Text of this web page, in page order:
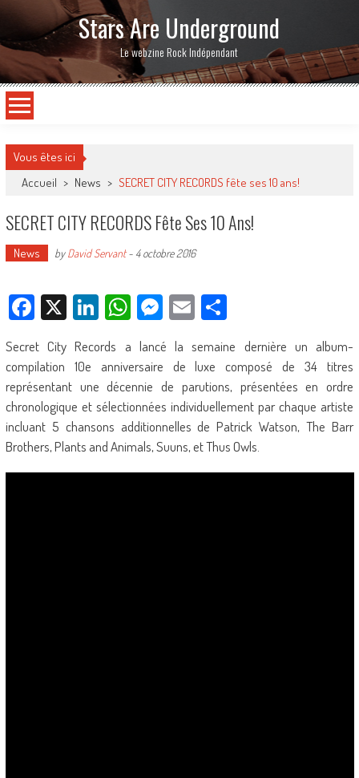
Stars Are Underground
Le webzine Rock Indépendant
Vous êtes ici
Accueil > News > SECRET CITY RECORDS fête ses 10 ans!
SECRET CITY RECORDS Fête Ses 10 Ans!
News byDavid Servant- 4 octobre 2016
Facebook
X LinkedIn
WhatsApp
Messenger
EmailPartager
Secret City Records a lancé la semaine dernière un album-
compilation 10e anniversaire de luxe composé de 34 titres
représentant une décennie de parutions, présentées en ordre
chronologique et sélectionnées individuellement par chaque artiste
incluant 5 chansons additionnelles de Patrick Watson, The Barr
Brothers, Plants and Animals, Suuns, et Thus Owls.